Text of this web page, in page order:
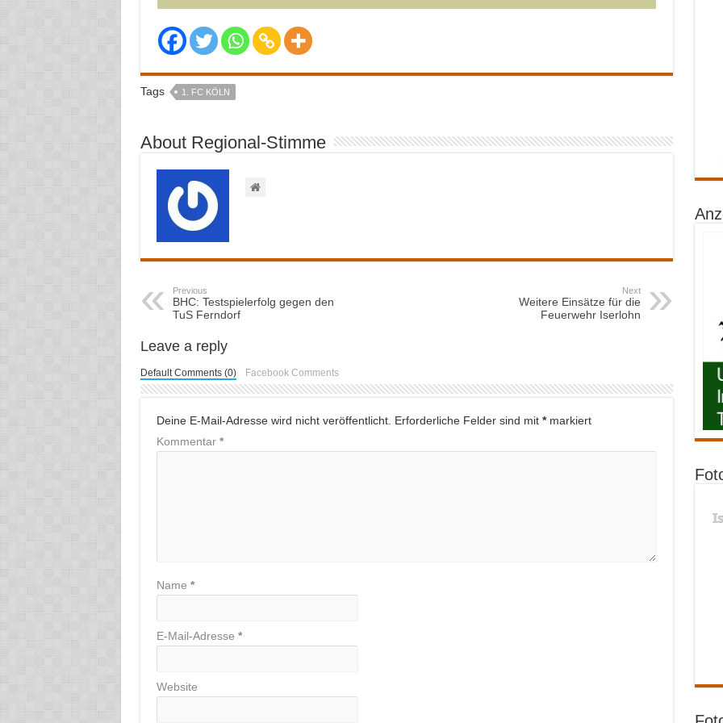
Tags 1. FC KÖLN
About Regional-Stimme
Previous
BHC: Testspielerfolg gegen den
TuS Ferndorf
Next
Weitere Einsätze für die
Feuerwehr Iserlohn
Leave a reply
Default Comments (0) Facebook Comments
Deine E-Mail-Adresse wird nicht veröffentlicht. Erforderliche Felder sind mit *markiert
Kommentar *
Name *
E-Mail-Adresse *
Website